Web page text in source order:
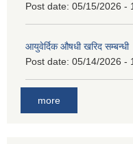
Post date: 05/15/2026 -
आयुवेर्दिक औषधी खरिद सम्बन्धी
Post date: 05/14/2026 -
more